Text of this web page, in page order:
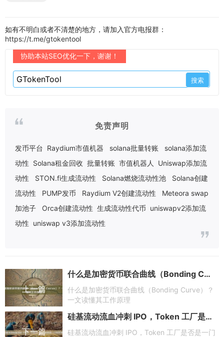
如有不明白或者不清楚的地方，请加入官方电报群：
https://t.me/gtokentool
协助本站SEO优化一下，谢谢！
免责声明
发币平台 Raydium市值机器 solana批量转账
solana添加流
动性 Solana租金回收 批量转账 市值机器人
Uniswap添加流
动性
STON.fi生成流动性 Solana燃烧流动性池
Solana创建
流动性
PUMP发币 Raydium V2创建流动性
Meteora swap
加池子
Orca创建流动性 生成流动性代币 uniswapv2添加流
动性 uniswap v3添加流动性
上一篇
什么是加密货币联合曲线（Bonding Curve）？一文读懂其工作原理
什么是加密货币联合曲线（Bonding Curve）？
一文读懂其工作原理
下一篇
硅基流动流血冲刺 IPO，Token 工厂是否是一门好生意？
硅基流动流血冲刺 IPO，Token 工厂是否是一门